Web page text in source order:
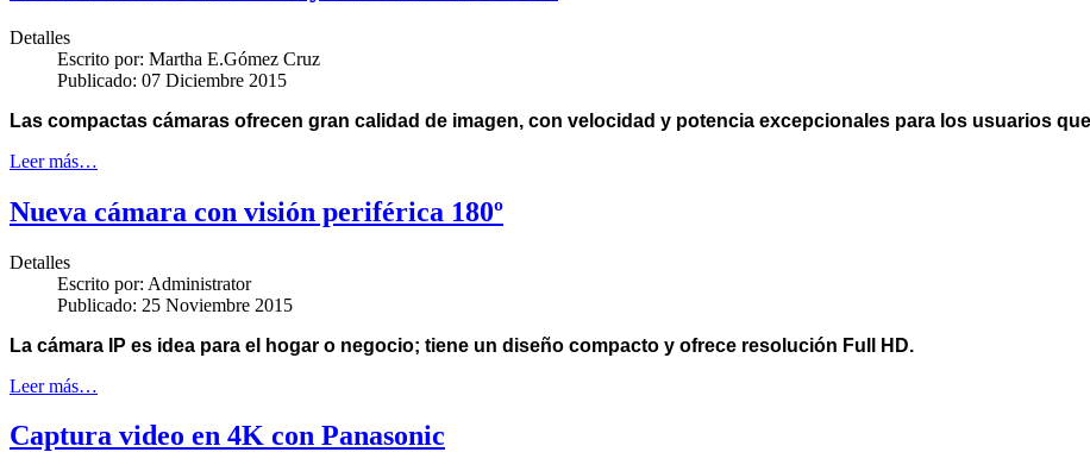
Detalles
Escrito por: Martha E.Gómez Cruz
Publicado: 07 Diciembre 2015
Las compactas cámaras ofrecen gran calidad de imagen, con velocidad y potencia excepcionales para los usuarios
Leer más…
Nueva cámara con visión periférica 180º
Detalles
Escrito por: Administrator
Publicado: 25 Noviembre 2015
La cámara IP es idea para el hogar o negocio; tiene un diseño compacto y ofrece resolución Full HD.
Leer más…
Captura video en 4K con Panasonic